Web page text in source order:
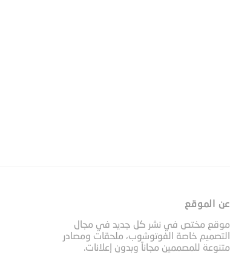
عن الموقع
موقع مختص في نشر كل جديد في مجال
التصميم خاصة الفوتوشوب، ملحقات ومصادر
متنوعة للمصممين مجاناً وبدون إعلانات.